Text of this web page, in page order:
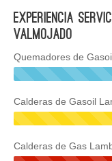
Experiencia
Valmojado
Quemadores de
Calderas de Gasoil
Calderas de Gas